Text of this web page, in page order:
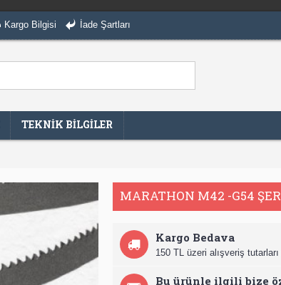
Kargo Bilgisi İade Şartları
TEKNİK BİLGİLER
MARATHON M42 -G54
Kargo Bedava
150 TL üzeri alışveriş
Bu ürünle ilgili bize